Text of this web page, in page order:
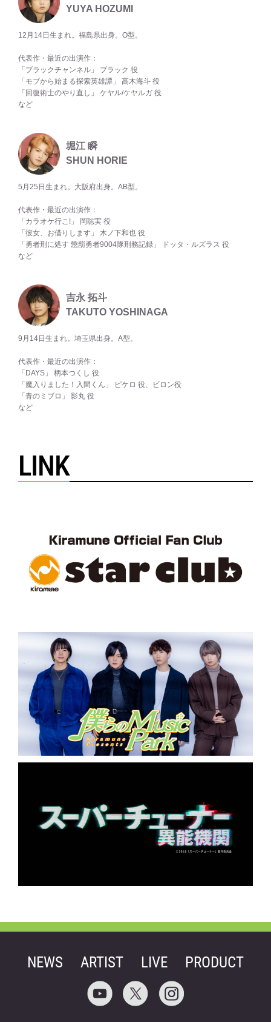
YUYA HOZUMI
12月14日生まれ。福島県出身。O型。
代表作・最近の出演作：
「ブラックチャンネル」 ブラック 役
「モブから始まる探索英雄譚」 高木海斗 役
「回復術士のやり直し」 ケヤル/ケヤルガ 役
など
堀江 瞬
SHUN HORIE
5月25日生まれ。大阪府出身。AB型。
代表作・最近の出演作：
「カラオケ行こ!」 岡聡実 役
「彼女、お借りします」 木ノ下和也 役
「勇者刑に処す 懲罰勇者9004隊刑務記録」 ドッタ・ルズラス 役
など
吉永 拓斗
TAKUTO YOSHINAGA
9月14日生まれ。埼玉県出身。A型。
代表作・最近の出演作：
「DAYS」 柄本つくし 役
「魔入りました！入間くん」 ピケロ 役、ビロン役
「青のミブロ」 影丸 役
など
LINK
NEWS ARTIST LIVE PRODUCT